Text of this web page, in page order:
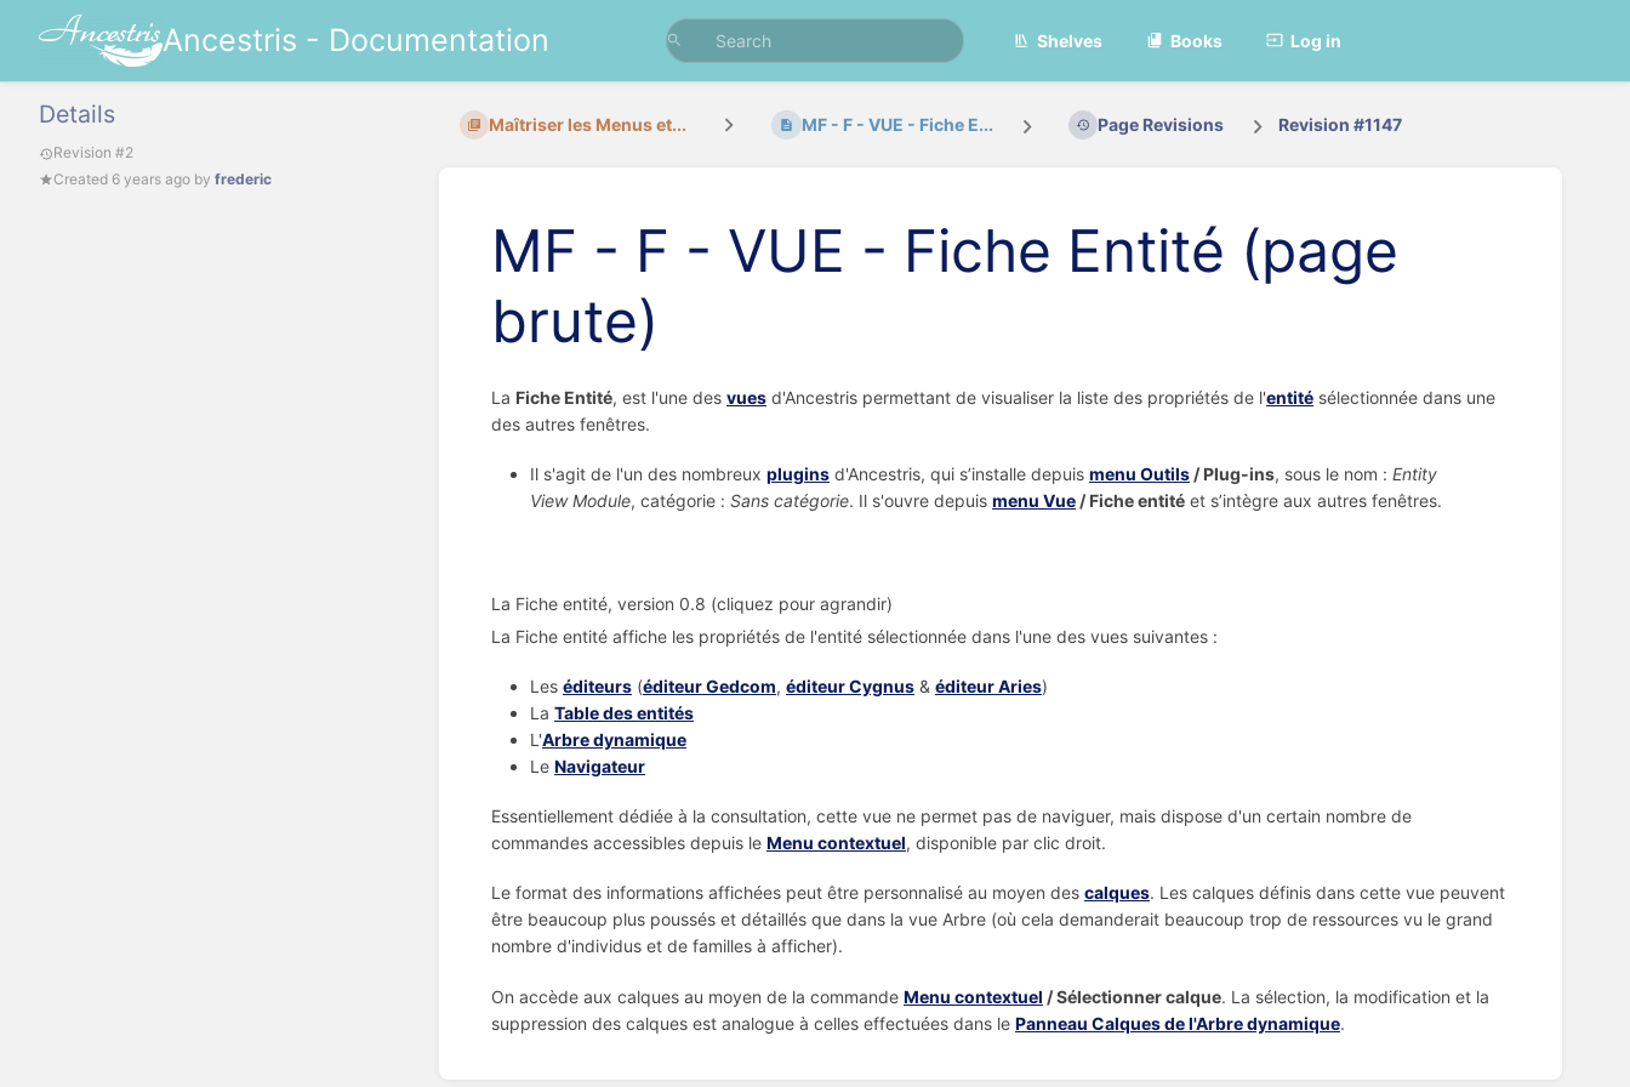
Ancestris - Documentation Shelves Books Log in
Details
Revision #2
Created 6 years ago by frederic
Maîtriser les Menus et... MF - F - VUE - Fiche E... Page Revisions Revision #1147
MF - F - VUE - Fiche Entité (page
brute)
La Fiche Entité, est l'une des vues d'Ancestris permettant de visualiser la liste des propriétés de l'entité sélectionnée dans une
des autres fenêtres.
Il s'agit de l'un des nombreux plugins d'Ancestris, qui s’installe depuis menu Outils / Plug-ins, sous le nom : Entity
View Module, catégorie : Sans catégorie. Il s'ouvre depuis menu Vue / Fiche entité et s’intègre aux autres fenêtres.
La Fiche entité, version 0.8 (cliquez pour agrandir)
La Fiche entité affiche les propriétés de l'entité sélectionnée dans l'une des vues suivantes :
Les éditeurs (éditeur Gedcom, éditeur Cygnus & éditeur Aries)
La Table des entités
L'Arbre dynamique
Le Navigateur
Essentiellement dédiée à la consultation, cette vue ne permet pas de naviguer, mais dispose d'un certain nombre de
commandes accessibles depuis le Menu contextuel, disponible par clic droit.
Le format des informations affichées peut être personnalisé au moyen des calques. Les calques définis dans cette vue peuvent
être beaucoup plus poussés et détaillés que dans la vue Arbre (où cela demanderait beaucoup trop de ressources vu le grand
nombre d'individus et de familles à afficher).
On accède aux calques au moyen de la commande Menu contextuel / Sélectionner calque. La sélection, la modification et la
suppression des calques est analogue à celles effectuées dans le Panneau Calques de l'Arbre dynamique.